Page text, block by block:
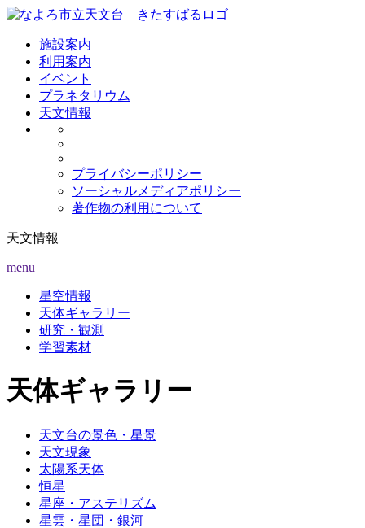
施設案内
利用案内
イベント
プラネタリウム
天文情報
プライバシーポリシー
ソーシャルメディアポリシー
著作物の利用について
天文情報
menu
星空情報
天体ギャラリー
研究・観測
学習素材
天体ギャラリー
天文台の景色・星景
天文現象
太陽系天体
恒星
星座・アステリズム
星雲・星団・銀河